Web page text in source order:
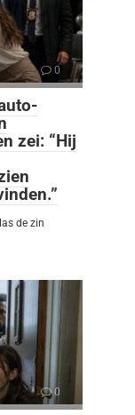
0
zei: “Hij
de zin
0